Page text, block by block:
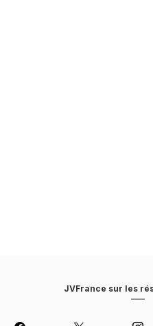
JVFrance sur les